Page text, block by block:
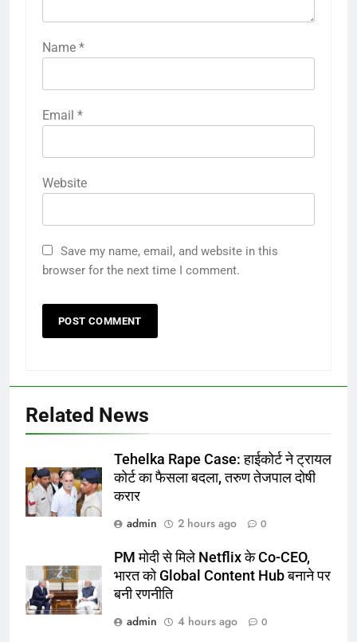
Name *
Email *
Website
Save my name, email, and website in this
browser for the next time I comment.
Related News
Tehelka Rape Case: हाईकोर्ट ने ट्रायल
कोर्ट का फैसला बदला, तरुण तेजपाल दोषी
करार
admin
2 hours ago 0
PM मोदी से मिले Netflix के Co-CEO,
भारत को Global Content Hub बनाने पर
बनी रणनीति
admin
4 hours ago 0